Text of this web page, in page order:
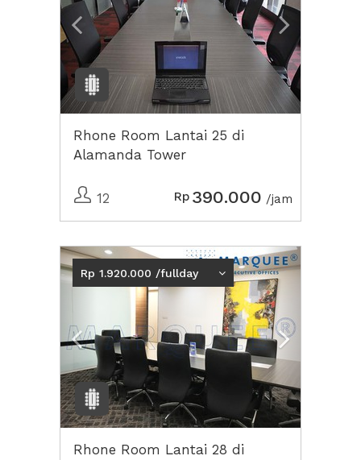
Rhone Room Lantai 25 di
Alamanda Tower
12 Rp 390.000 /jam
Previous Next2
Rp 1.920.000 /fullday
Rhone Room Lantai 28 di